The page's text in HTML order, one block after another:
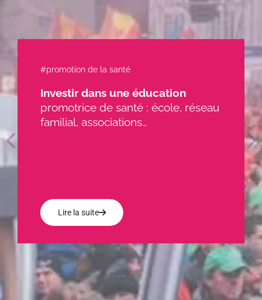
#accessibilité
Réinvestir massivement dans la
première ligned’aide et de soins.
Lire plus